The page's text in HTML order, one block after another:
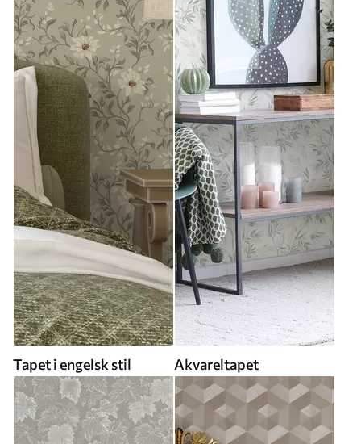
Tapet i engelsk stil Akvareltapet